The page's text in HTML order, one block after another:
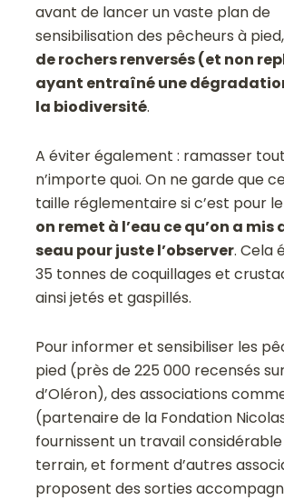
avant de lancer un vaste plan de
sensibilisation des pêcheurs à pied,
de rochers renversés (et non
ayant entraîné une
la biodiversité.
A éviter également : ramasser
n’importe quoi. On ne garde que
taille réglementaire si c’est pour
on remet à l’eau ce qu’on a mis
seau pour juste l’observer. Cela
35 tonnes de coquillages et
ainsi jetés et gaspillés.
Pour informer et sensibiliser les
pied (près de 225 000 recensés
d’Oléron), des associations
(partenaire de la Fondation
fournissent un travail
terrain, et forment d’autres
proposent des sorties